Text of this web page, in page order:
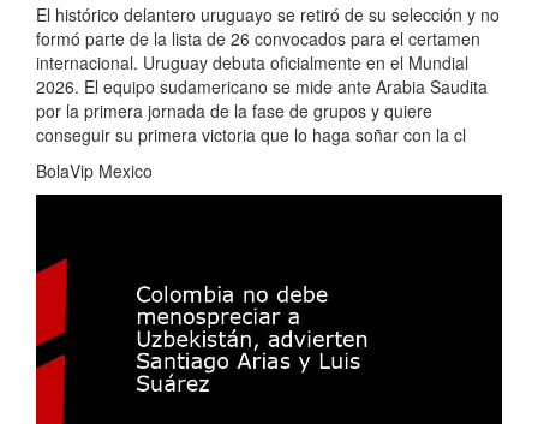
El histórico delantero uruguayo se retiró de su selección y no
formó parte de la lista de 26 convocados para el certamen
internacional. Uruguay debuta oficialmente en el Mundial
2026. El equipo sudamericano se mide ante Arabia Saudita
por la primera jornada de la fase de grupos y quiere
conseguir su primera victoria que lo haga soñar con la cl
BolaVip Mexico